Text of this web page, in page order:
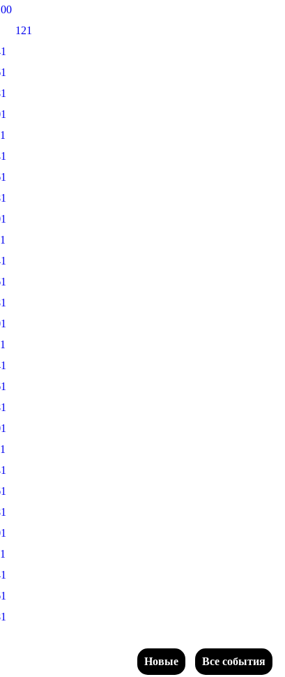
121
Новые
Все события